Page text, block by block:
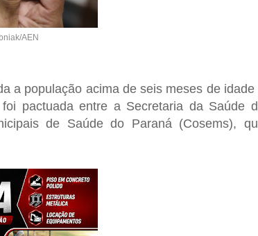
AEN
a população acima de seis meses de idade
pactuada entre a Secretaria da Saúde
de Saúde do Paraná (Cosems),